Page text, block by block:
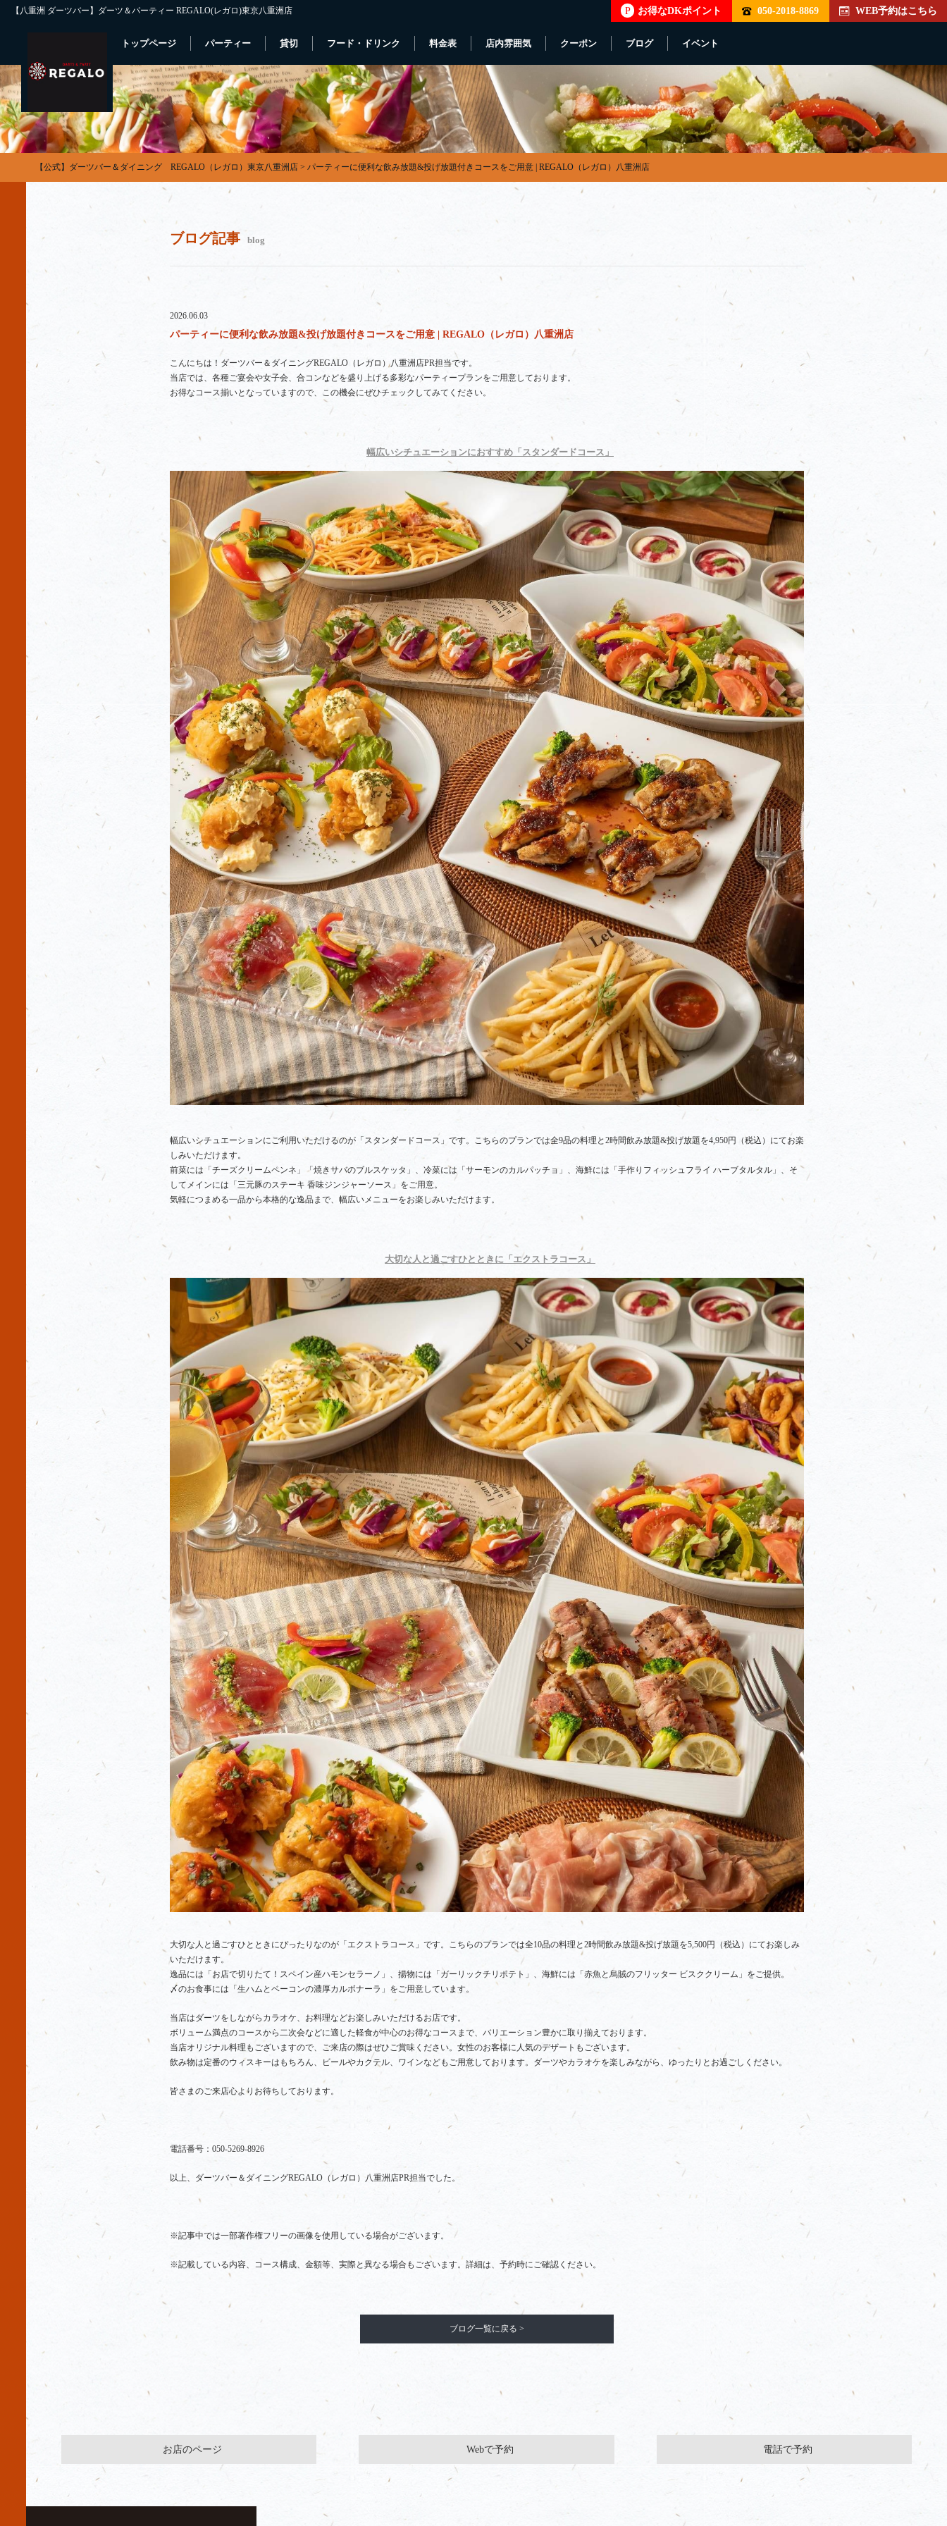
【八重洲 ダーツバー】ダーツ＆パーティー REGALO(レガロ)東京八重洲店 P お得なDKポイント 050-2018-8869 WEB予約はこちら
トップページ パーティー 貸切 フード・ドリンク 料金表 店内雰囲気 クーポン ブログ イベント
【公式】ダーツバー＆ダイニング REGALO（レガロ）東京八重洲店 > パーティーに便利な飲み放題&投げ放題付きコースをご用意 | REGALO（レガロ）八重洲店
ブログ記事 blog
2026.06.03
パーティーに便利な飲み放題&投げ放題付きコースをご用意 | REGALO（レガロ）八重洲店
こんにちは！ダーツバー＆ダイニングREGALO（レガロ）八重洲店PR担当です。
当店では、各種ご宴会や女子会、合コンなどを盛り上げる多彩なパーティープランをご用意しております。
お得なコース揃いとなっていますので、この機会にぜひチェックしてみてください。
幅広いシチュエーションにおすすめ「スタンダードコース」
幅広いシチュエーションにご利用いただけるのが「スタンダードコース」です。こちらのプランでは全9品の料理と2時間飲み放題&投げ放題を4,950円（税込）にてお楽
しみいただけます。
前菜には「チーズクリームペンネ」「焼きサバのブルスケッタ」、冷菜には「サーモンのカルパッチョ」、海鮮には「手作りフィッシュフライ ハーブタルタル」、そ
してメインには「三元豚のステーキ 香味ジンジャーソース」をご用意。
気軽につまめる一品から本格的な逸品まで、幅広いメニューをお楽しみいただけます。
大切な人と過ごすひとときに「エクストラコース」
大切な人と過ごすひとときにぴったりなのが「エクストラコース」です。こちらのプランでは全10品の料理と2時間飲み放題&投げ放題を5,500円（税込）にてお楽しみ
いただけます。
逸品には「お店で切りたて！スペイン産ハモンセラーノ」、揚物には「ガーリックチリポテト」、海鮮には「赤魚と烏賊のフリッター ビスククリーム」をご提供。
〆のお食事には「生ハムとベーコンの濃厚カルボナーラ」をご用意しています。
当店はダーツをしながらカラオケ、お料理などお楽しみいただけるお店です。
ボリューム満点のコースから二次会などに適した軽食が中心のお得なコースまで、バリエーション豊かに取り揃えております。
当店オリジナル料理もございますので、ご来店の際はぜひご賞味ください。女性のお客様に人気のデザートもございます。
飲み物は定番のウィスキーはもちろん、ビールやカクテル、ワインなどもご用意しております。ダーツやカラオケを楽しみながら、ゆったりとお過ごしください。
皆さまのご来店心よりお待ちしております。
電話番号：050-5269-8926
以上、ダーツバー＆ダイニングREGALO（レガロ）八重洲店PR担当でした。
※記事中では一部著作権フリーの画像を使用している場合がございます。
※記載している内容、コース構成、金額等、実際と異なる場合もございます。詳細は、予約時にご確認ください。
ブログ一覧に戻る >
お店のページ Webで予約 電話で予約